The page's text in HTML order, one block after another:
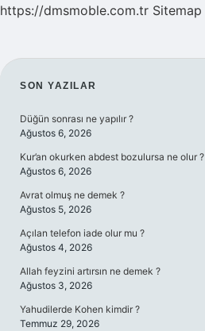
https://dmsmoble.com.tr Sitemap
SIDEBAR
SON YAZILAR
Düğün sonrası ne yapılır ?
Ağustos 6, 2026
Kur’an okurken abdest bozulursa ne olur ?
Ağustos 6, 2026
Avrat olmuş ne demek ?
Ağustos 5, 2026
Açılan telefon iade olur mu ?
Ağustos 4, 2026
Allah feyzini artırsın ne demek ?
Ağustos 3, 2026
Yahudilerde Kohen kimdir ?
Temmuz 29, 2026